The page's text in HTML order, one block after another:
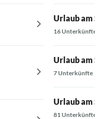
Urlaub am
16 Unterkünfte
Urlaub am
7 Unterkünfte
Urlaub am
81 Unterkünfte